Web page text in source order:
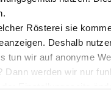
Rösterei sie
Deshalb
tun wir auf anonyme
Dann werden wir nur
im Überblick
2026